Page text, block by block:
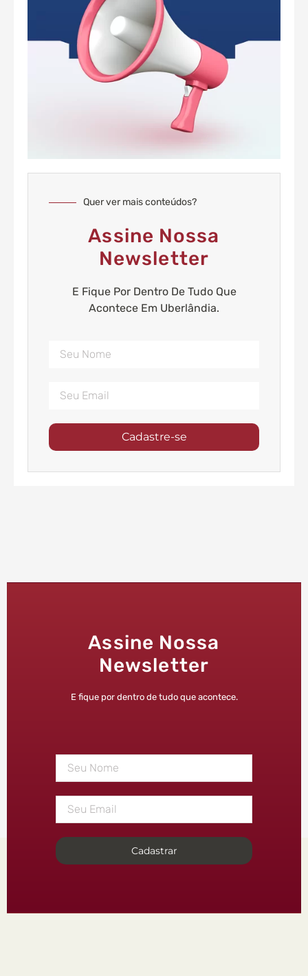
Quer ver mais conteúdos?
Assine Nossa
Newsletter
E Fique Por Dentro De Tudo Que
Acontece Em Uberlândia.
Cadastre-se
Assine Nossa
Newsletter
E fique por dentro de tudo que acontece.
Cadastrar